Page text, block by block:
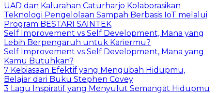
UAD dan Kalurahan Caturharjo Kolaborasikan
Teknologi Pengelolaan Sampah Berbasis IoT melalui
Program BESTARI SAINTEK
Self Improvement vs Self Development, Mana yang
Lebih Berpengaruh untuk Kariermu?
Self Improvement vs Self Development, Mana yang
Kamu Butuhkan?
7 Kebiasaan Efektif yang Mengubah Hidupmu,
Belajar dari Buku Stephen Covey
3 Lagu Inspiratif yang Menyulut Semangat Hidupmu